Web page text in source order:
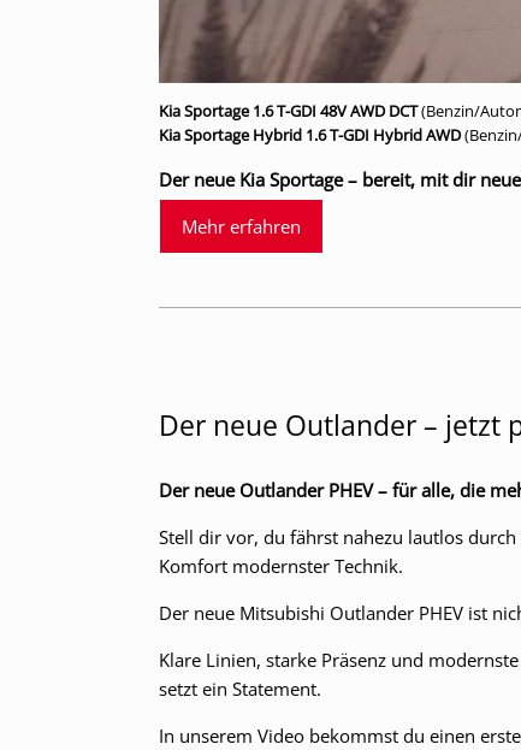
Kia Sportage 1.6 T-GDI 48V AWD DCT(Benzin/
Kia Sportage Hybrid 1.6 T-GDI Hybrid AWD
Der neue Kia Sportage – bereit, mit dir
Mehr erfahren
Der neue Outlander – jetzt
Der neue Outlander PHEV – für alle, die
Stell dir vor, du fährst nahezu lautlos
Komfort modernster Technik.
Der neue Mitsubishi Outlander PHEV ist
Klare Linien, starke Präsenz und
setzt ein Statement.
In unserem Video bekommst du einen